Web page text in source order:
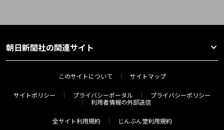
朝日新聞社の関連サイト
このサイトについて サイトマップ
サイトポリシー プライバシーポータル
プライバシーポリシー
利用者情報の外部送信
全サイト利用規約 じんぶん堂利用規約